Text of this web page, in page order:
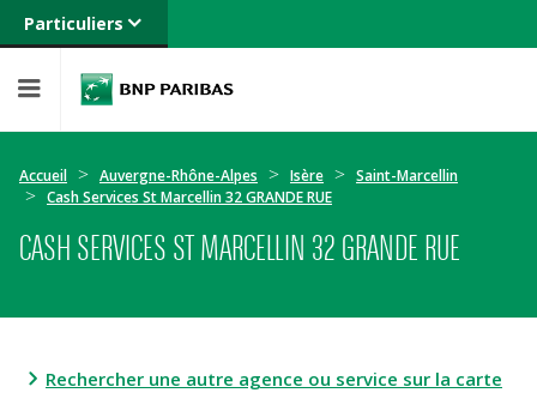
Particuliers
Banque privée
Entreprises
Accueil Auvergne-Rhône-Alpes Isère
Saint-Marcellin
Cash Services St Marcellin 32 GRANDE RUE
CASH SERVICES ST MARCELLIN 32 GRANDE RUE
Rechercher une autre agence ou service sur la carte